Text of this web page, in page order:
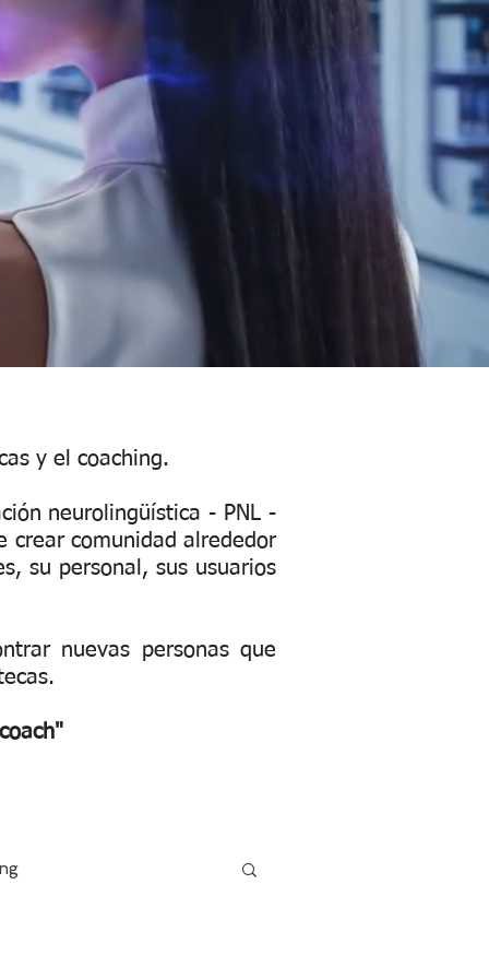
y el coaching.
neurolingüística - PNL -
crear comunidad alrededor
su personal, sus usuarios
nuevas personas que